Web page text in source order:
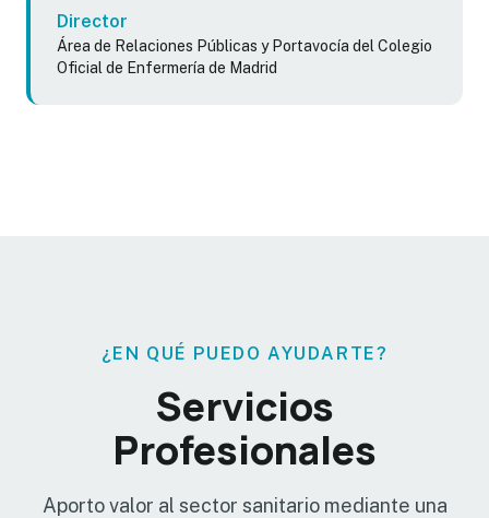
Director
Área de Relaciones Públicas y Portavocía del Colegio
Oficial de Enfermería de Madrid
¿EN QUÉ PUEDO AYUDARTE?
Servicios
Profesionales
Aporto valor al sector sanitario mediante una